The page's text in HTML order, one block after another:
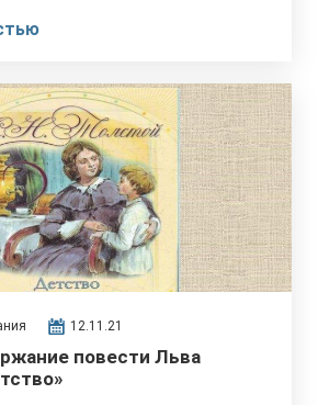
12.11.21
повести Льва